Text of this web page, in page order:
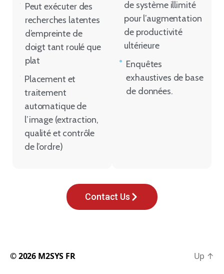
Peut exécuter des
recherches latentes
d’empreinte de
doigt tant roulé que
plat
Placement et
traitement
automatique de
l’image (extraction,
qualité et contrôle
de l’ordre)
de système illimité
pour l’augmentation
de productivité
ultérieure
Enquêtes
exhaustives de base
de données.
Contact Us
© 2026 M2SYS FR Up ↑